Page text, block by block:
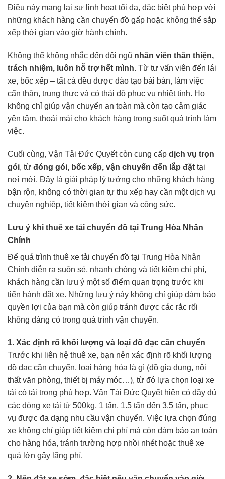
Điều này mang lại sự linh hoạt tối đa, đặc biệt phù hợp với
những khách hàng cần chuyển đồ gấp hoặc không thể sắp
xếp thời gian vào giờ hành chính.
Không thể không nhắc đến đội ngũ nhân viên thân thiện,
trách nhiệm, luôn hỗ trợ hết mình. Từ tư vấn viên đến lái
xe, bốc xếp – tất cả đều được đào tạo bài bản, làm việc
cẩn thận, trung thực và có thái độ phục vụ nhiệt tình. Họ
không chỉ giúp vận chuyển an toàn mà còn tạo cảm giác
yên tâm, thoải mái cho khách hàng trong suốt quá trình làm
việc.
Cuối cùng, Vận Tải Đức Quyết còn cung cấp dịch vụ trọn
gói, từ đóng gói, bốc xếp, vận chuyển đến lắp đặt tại
nơi mới. Đây là giải pháp lý tưởng cho những khách hàng
bận rộn, không có thời gian tự thu xếp hay cần một dịch vụ
chuyên nghiệp, tiết kiệm thời gian và công sức.
Lưu ý khi thuê xe tải chuyển đồ tại Trung Hòa Nhân
Chính
Để quá trình thuê xe tải chuyển đồ tại Trung Hòa Nhân
Chính diễn ra suôn sẻ, nhanh chóng và tiết kiệm chi phí,
khách hàng cần lưu ý một số điểm quan trọng trước khi
tiến hành đặt xe. Những lưu ý này không chỉ giúp đảm bảo
quyền lợi của bạn mà còn giúp tránh được các rắc rối
không đáng có trong quá trình vận chuyển.
1. Xác định rõ khối lượng và loại đồ đạc cần chuyển
Trước khi liên hệ thuê xe, bạn nên xác định rõ khối lượng
đồ đạc cần chuyển, loại hàng hóa là gì (đồ gia dụng, nội
thất văn phòng, thiết bị máy móc…), từ đó lựa chọn loại xe
tải có tải trọng phù hợp. Vận Tải Đức Quyết hiện có đầy đủ
các dòng xe tải từ 500kg, 1 tấn, 1.5 tấn đến 3.5 tấn, phục
vụ được đa dạng nhu cầu vận chuyển. Việc lựa chọn đúng
xe không chỉ giúp tiết kiệm chi phí mà còn đảm bảo an toàn
cho hàng hóa, tránh trường hợp nhồi nhét hoặc thuê xe
quá lớn gây lãng phí.